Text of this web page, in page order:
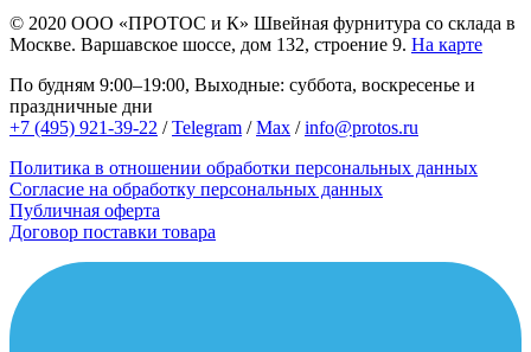
© 2020 ООО «ПРОТОС и К» Швейная фурнитура со склада в
Москве. Варшавское шоссе, дом 132, строение 9. На карте
По будням 9:00–19:00, Выходные: суббота, воскресенье и
праздничные дни
+7 (495) 921-39-22 /Telegram /Max /info@protos.ru
Политика в отношении обработки персональных данных
Согласие на обработку персональных данных
Публичная оферта
Договор поставки товара